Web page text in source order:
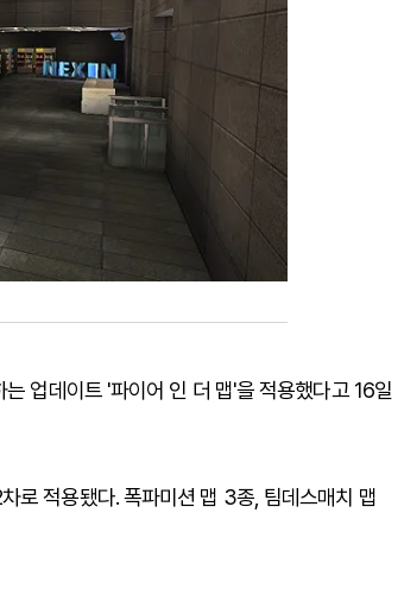
업데이트 '파이어 인 더 맵'을 적용했다고 16일
로 적용됐다. 폭파미션 맵 3종, 팀데스매치 맵